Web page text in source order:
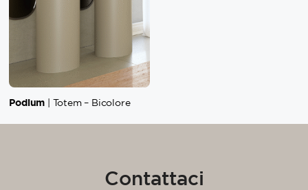
Podium | Totem – Bicolore
Contattaci